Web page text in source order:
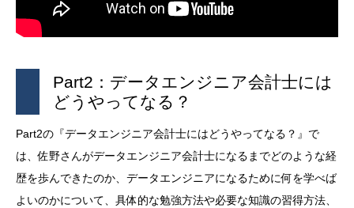
Part2：データエンジニア会計士には
どうやってなる？
Part2の『データエンジニア会計士にはどうやってなる？』で
は、佐野さんがデータエンジニア会計士になるまでどのような経
歴を歩んできたのか、データエンジニアになるために何を学べば
よいのかについて、具体的な勉強方法や必要な知識の習得方法、